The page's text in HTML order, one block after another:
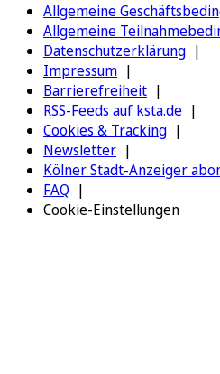
Allgemeine
Allgemeine
Datenschutzerklärung
Impressum
Barrierefreiheit
RSS-Feeds auf ksta.de
Cookies & Tracking
Newsletter
Kölner Stadt-Anzeiger
FAQ
Cookie-Einstellungen